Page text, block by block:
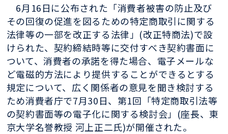
6月16日に公布された「消費者被害の防止及び
その回復の促進を図るための特定商取引に関する
法律等の一部を改正する法律」(改正特商法)で設
けられた、契約締結時等に交付すべき契約書面に
ついて、消費者の承諾を得た場合、電子メールな
ど電磁的方法により提供することができるとする
規定について、広く関係者の意見を聞き検討する
ため消費者庁で7月30日、第1回「特定商取引法等
の契約書面等の電子化に関する検討会」(座長、東
京大学名誉教授 河上正二氏)が開催された。